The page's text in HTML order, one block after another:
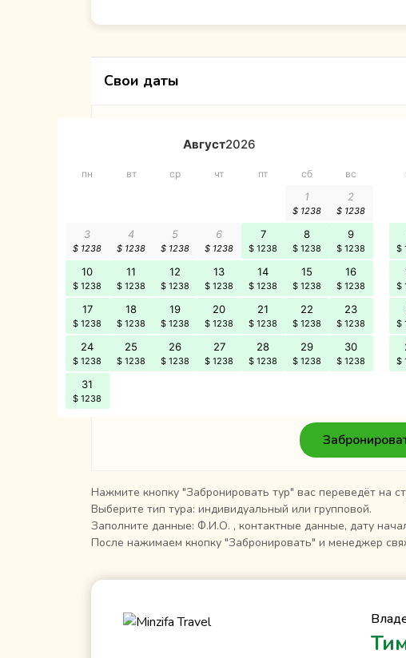
Свои даты
Нажмите кнопку "Забронировать тур" вас переведёт на
Выберите тип тура: индивидуальный или групповой.
Заполните данные: Ф.И.О. , контактные данные, дату
После нажимаем кнопку "Забронировать" и менеджер